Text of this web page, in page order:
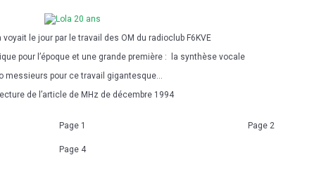
voyait le jour par le travail des OM du radioclub F6KVE
pour l’époque et une grande première : la synthèse vocale
messieurs pour ce travail gigantesque…
de l’article de MHz de décembre 1994
Page 1 Page 2
Page 4